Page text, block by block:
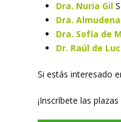
Dra. Nuria Gil
Dra.
Dra. Sofía de
Dr. Raúl de
Si estás interesado
¡Inscríbete las